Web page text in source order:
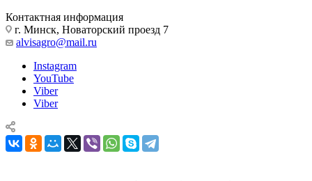
Контактная информация
г. Минск, Новаторский проезд 7
alvisagro@mail.ru
Instagram
YouTube
Viber
Viber